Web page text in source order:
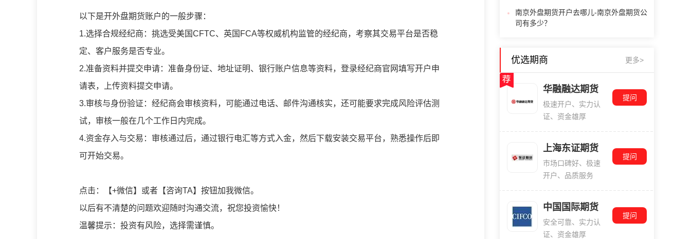
以下是开外盘期货账户的一般步骤：
1.选择合规经纪商：挑选受美国CFTC、英国FCA等权威机构监管的经纪商，考察其交易平台是否稳
定、客户服务是否专业。
2.准备资料并提交申请：准备身份证、地址证明、银行账户信息等资料，登录经纪商官网填写开户申
请表，上传资料提交申请。
3.审核与身份验证：经纪商会审核资料，可能通过电话、邮件沟通核实，还可能要求完成风险评估测
试，审核一般在几个工作日内完成。
4.资金存入与交易：审核通过后，通过银行电汇等方式入金，然后下载安装交易平台，熟悉操作后即
可开始交易。
点击：【+微信】或者【咨询TA】按钮加我微信。
以后有不清楚的问题欢迎随时沟通交流，祝您投资愉快！
温馨提示：投资有风险，选择需谨慎。
南京外盘期货开户去哪儿-南京外盘期货公
司有多少？
优选期商 更多>
华融融达期货
极速开户、实力认
证、资金雄厚
提问
上海东证期货
市场口碑好、极速
开户、品质服务
提问
中国国际期货
安全可靠、实力认
证、资金雄厚
提问